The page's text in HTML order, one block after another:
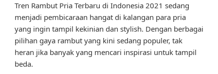
Tren Rambut Pria Terbaru di Indonesia 2021 sedang
menjadi pembicaraan hangat di kalangan para pria
yang ingin tampil kekinian dan stylish. Dengan berbagai
pilihan gaya rambut yang kini sedang populer, tak
heran jika banyak yang mencari inspirasi untuk tampil
beda.